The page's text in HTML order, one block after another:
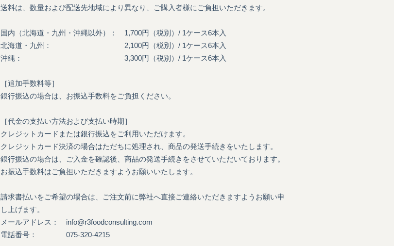
送料は、数量および配送先地域により異なり、ご購入者様にご負担いただきます。
国内（北海道・九州・沖縄以外）： 1,700円（税別）/ 1ケース6本入
北海道・九州： 2,100円（税別）/ 1ケース6本入
​沖縄： 3,300円（税別）/ 1ケース6本入
［追加手数料等］
銀行振込の場合は、お振込手数料をご負担ください。
［代金の支払い方法および支払い時期］
クレジットカードまたは銀行振込をご利用いただけます。
クレジットカード決済の場合はただちに処理され、商品の発送手続きをいたします。
銀行振込の場合は、ご入金を確認後、商品の発送手続きをさせていただいております。
お振込手数料はご負担いただきますようお願いいたします。
請求書払いをご希望の場合は、ご注文前に弊社へ直接ご連絡いただきますようお願い申
し上げます。
メールアドレス： info@r3foodconsulting.com
電話番号： 075-320-4215